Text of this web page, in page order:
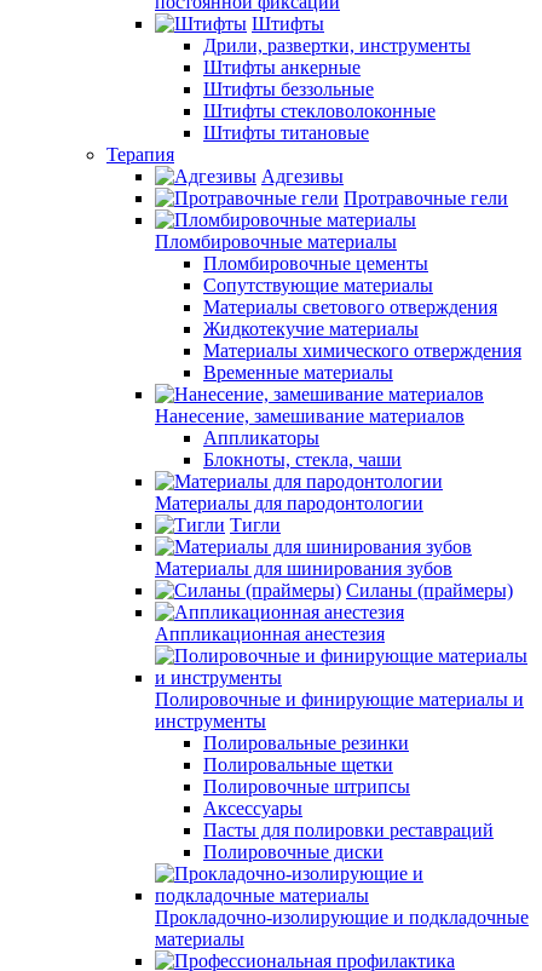
Штифты
Дрили, развертки, инструменты
Штифты анкерные
Штифты беззольные
Штифты стекловолоконные
Штифты титановые
Терапия
Адгезивы
Протравочные гели
Пломбировочные материалы
Пломбировочные цементы
Сопутствующие материалы
Материалы светового отверждения
Жидкотекучие материалы
Материалы химического отверждения
Временные материалы
Нанесение, замешивание материалов
Аппликаторы
Блокноты, стекла, чаши
Материалы для пародонтологии
Тигли
Материалы для шинирования зубов
Силаны (праймеры)
Аппликационная анестезия
Полировочные и финирующие материалы и
инструменты
Полировальные резинки
Полировальные щетки
Полировочные штрипсы
Аксессуары
Пасты для полировки реставраций
Полировочные диски
Прокладочно-изолирующие и подкладочные
материалы